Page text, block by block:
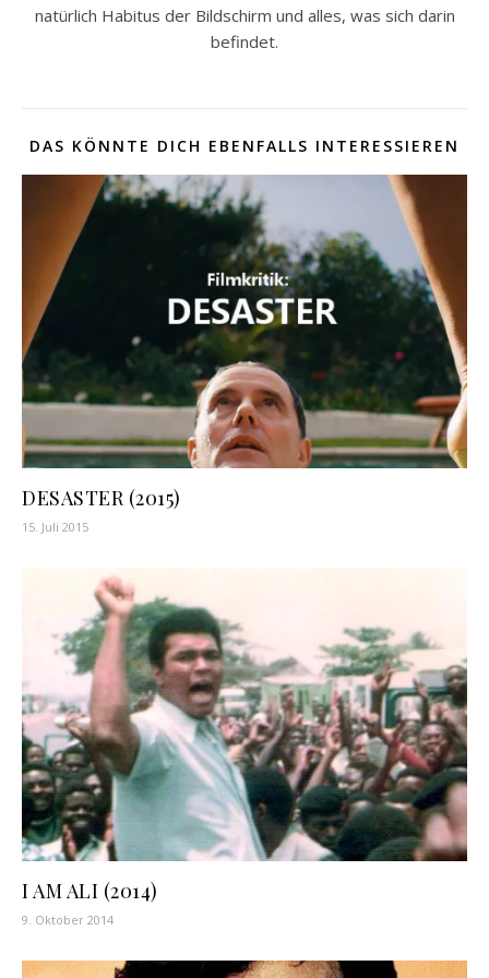
natürlich Habitus der Bildschirm und alles, was sich darin
befindet.
DAS KÖNNTE DICH EBENFALLS INTERESSIEREN
DESASTER (2015)
15. Juli 2015
I AM ALI (2014)
9. Oktober 2014